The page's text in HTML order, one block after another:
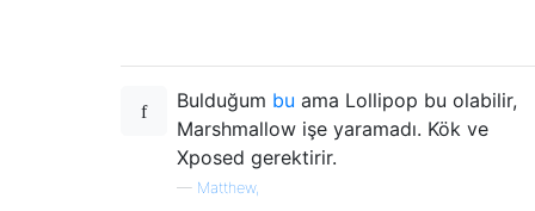
Bulduğum bu ama Lollipop bu olabilir,
Marshmallow işe yaramadı. Kök ve
Xposed gerektirir.
— Matthew,